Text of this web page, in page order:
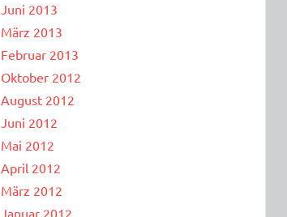
Juni 2013
März 2013
Februar 2013
Oktober 2012
August 2012
Juni 2012
Mai 2012
April 2012
März 2012
Januar 2012